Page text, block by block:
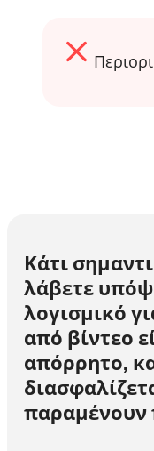
Κάτι
λάβετε
λογισμικό
από βίντεο
απόρρητο,
παραμένουν